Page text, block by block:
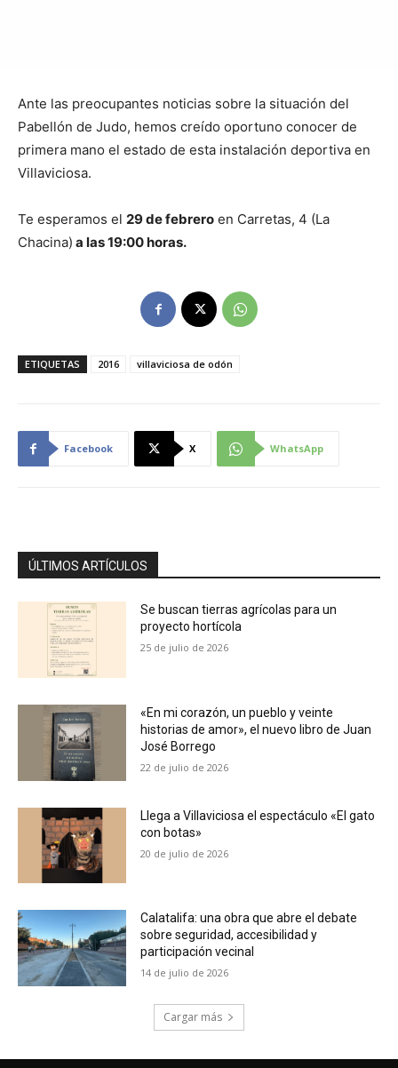
Ante las preocupantes noticias sobre la situación del
Pabellón de Judo, hemos creído oportuno conocer de
primera mano el estado de esta instalación deportiva en
Villaviciosa.
Te esperamos el 29 de febrero en Carretas, 4 (La
Chacina) a las 19:00 horas.
ETIQUETAS 2016 villaviciosa de odón
Facebook X WhatsApp
ÚLTIMOS ARTÍCULOS
Se buscan tierras agrícolas para un
proyecto hortícola
25 de julio de 2026
«En mi corazón, un pueblo y veinte
historias de amor», el nuevo libro de Juan
José Borrego
22 de julio de 2026
Llega a Villaviciosa el espectáculo «El gato
con botas»
20 de julio de 2026
Calatalifa: una obra que abre el debate
sobre seguridad, accesibilidad y
participación vecinal
14 de julio de 2026
Cargar más